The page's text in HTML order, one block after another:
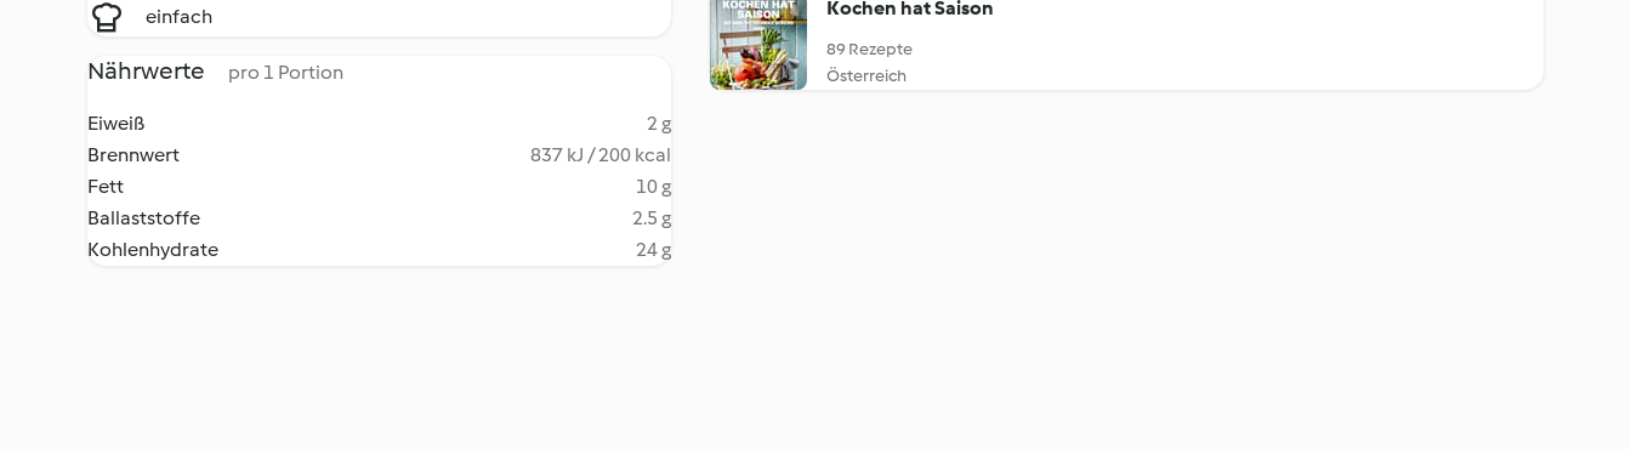
einfach
Nährwerte pro 1 Portion
Eiweiß
2 g
Brennwert
837 kJ / 200 kcal
Fett
10 g
Ballaststoffe
2.5 g
Kohlenhydrate
24 g
Kochen hat Saison
89 Rezepte
Österreich